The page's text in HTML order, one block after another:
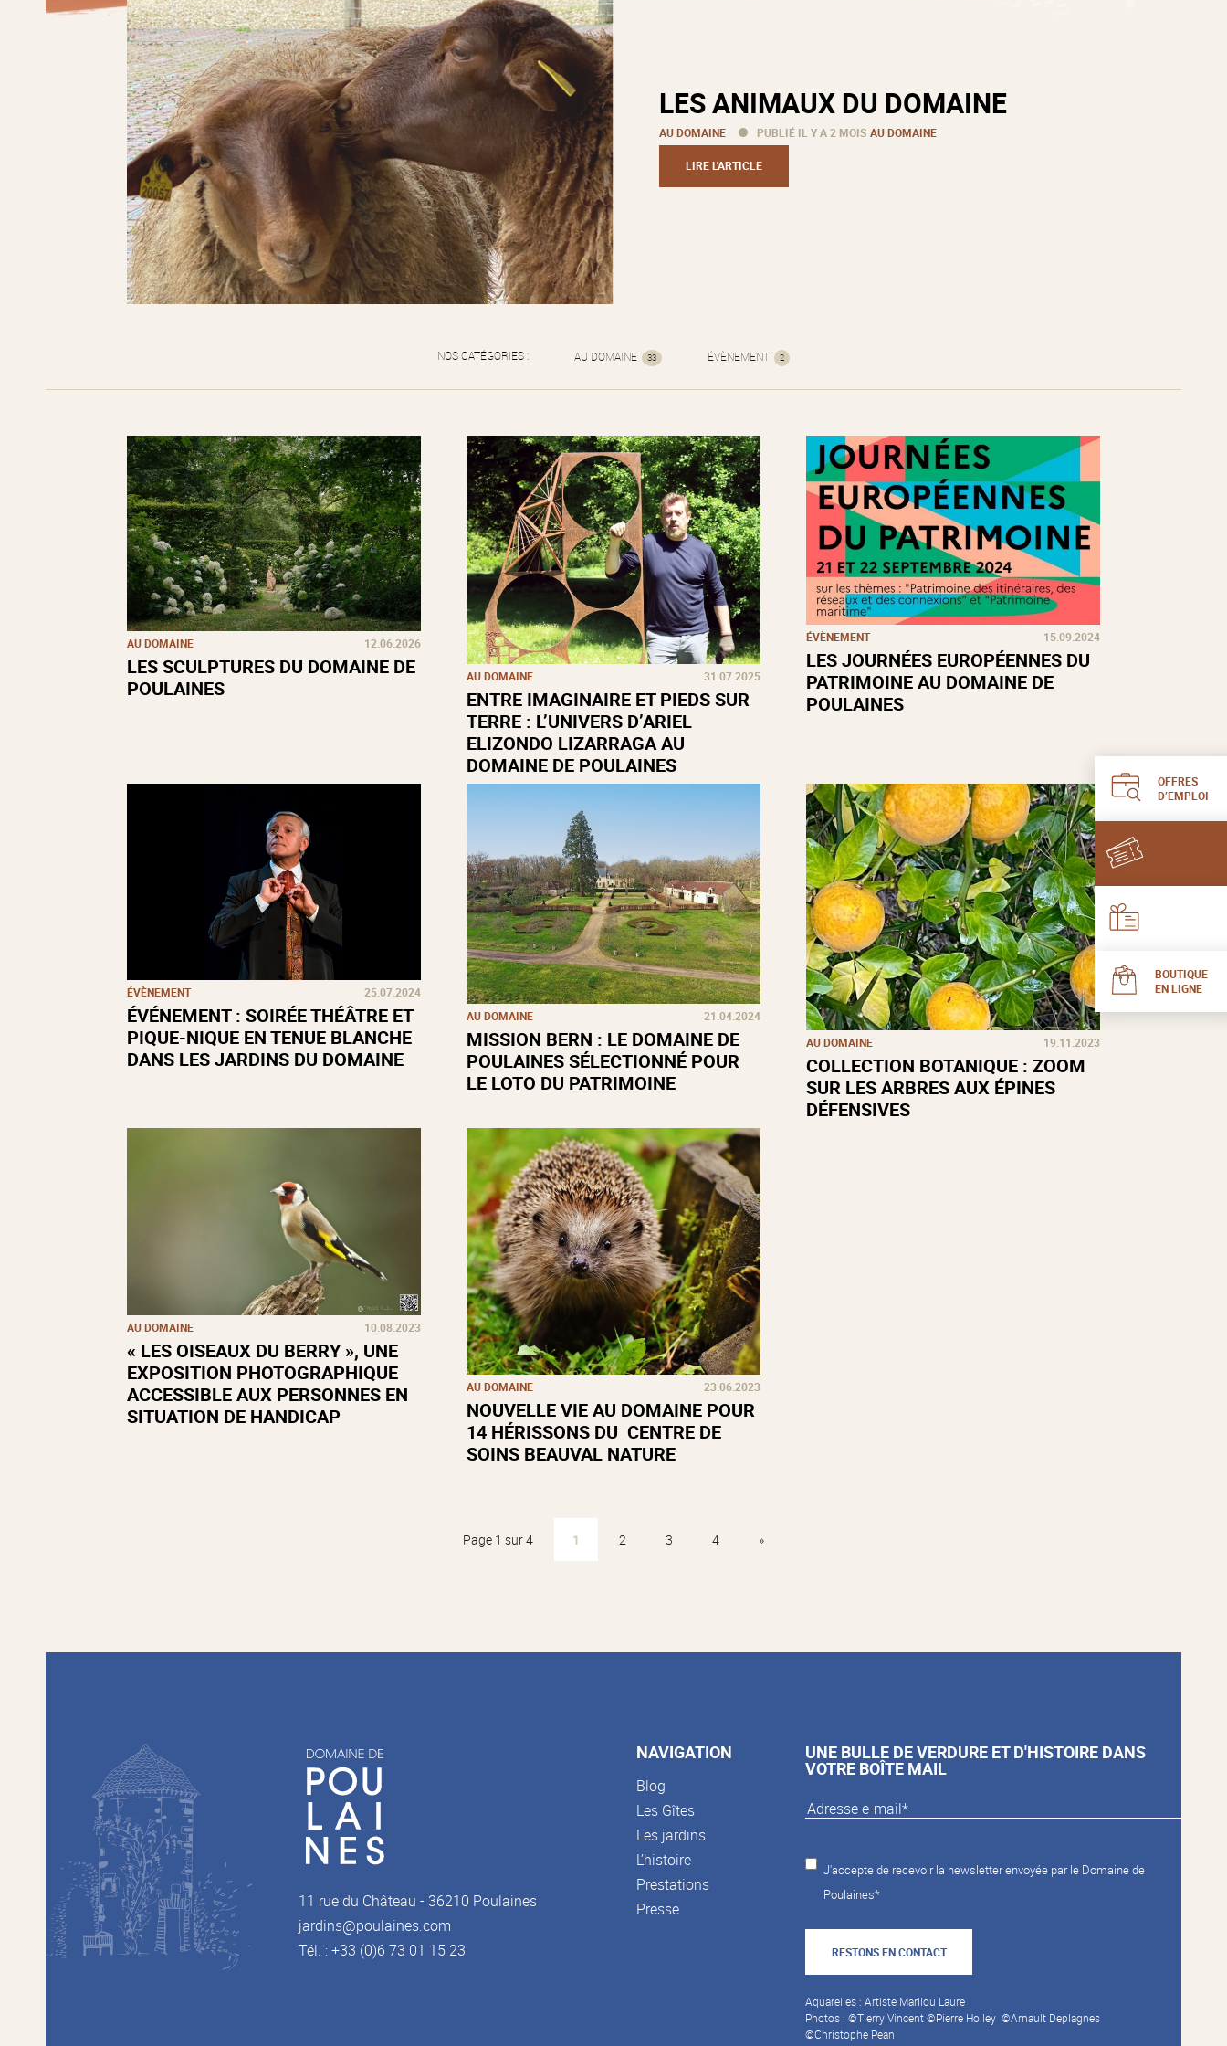
OFFRES
D’EMPLOI
BOUTIQUE
EN LIGNE
LES ANIMAUX DU DOMAINE
AU DOMAINE PUBLIÉ IL Y A 2 MOIS AU DOMAINE
LIRE L'ARTICLE
NOS CATÉGORIES : AU DOMAINE 33 ÉVÈNEMENT 2
AU DOMAINE 12.06.2026
LES SCULPTURES DU DOMAINE DE
POULAINES
AU DOMAINE 31.07.2025
ENTRE IMAGINAIRE ET PIEDS SUR
TERRE : L’UNIVERS D’ARIEL
ELIZONDO LIZARRAGA AU
DOMAINE DE POULAINES
ÉVÈNEMENT 15.09.2024
LES JOURNÉES EUROPÉENNES DU
PATRIMOINE AU DOMAINE DE
POULAINES
ÉVÈNEMENT 25.07.2024
ÉVÉNEMENT : SOIRÉE THÉÂTRE ET
PIQUE-NIQUE EN TENUE BLANCHE
DANS LES JARDINS DU DOMAINE
AU DOMAINE 21.04.2024
MISSION BERN : LE DOMAINE DE
POULAINES SÉLECTIONNÉ POUR
LE LOTO DU PATRIMOINE
AU DOMAINE 19.11.2023
COLLECTION BOTANIQUE : ZOOM
SUR LES ARBRES AUX ÉPINES
DÉFENSIVES
AU DOMAINE 10.08.2023
« LES OISEAUX DU BERRY », UNE
EXPOSITION PHOTOGRAPHIQUE
ACCESSIBLE AUX PERSONNES EN
SITUATION DE HANDICAP
AU DOMAINE 23.06.2023
NOUVELLE VIE AU DOMAINE POUR
14 HÉRISSONS DU CENTRE DE
SOINS BEAUVAL NATURE
Page 1 sur 4 1 2 3 4 »
11 rue du Château - 36210 Poulaines
jardins@poulaines.com
Tél. : +33 (0)6 73 01 15 23
NAVIGATION
Blog
Les Gîtes
Les jardins
L’histoire
Prestations
Presse
UNE BULLE DE VERDURE ET D'HISTOIRE DANS
VOTRE BOÎTE MAIL
J'accepte de recevoir la newsletter envoyée par le Domaine de
Poulaines*
RESTONS EN CONTACT
Aquarelles : Artiste Marilou Laure
Photos : ©Tierry Vincent ©Pierre Holley ©Arnault Deplagnes
©Christophe Pean